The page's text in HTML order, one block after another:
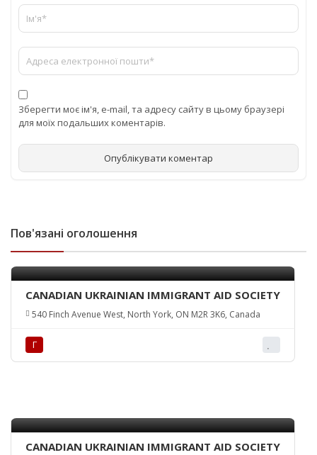
Зберегти моє ім'я, e-mail, та адресу сайту в цьому браузері
для моїх подальших коментарів.
Пов'язані оголошення
CANADIAN UKRAINIAN IMMIGRANT AID SOCIETY
540 Finch Avenue West, North York, ON M2R 3K6, Canada
Г
CANADIAN UKRAINIAN IMMIGRANT AID SOCIETY